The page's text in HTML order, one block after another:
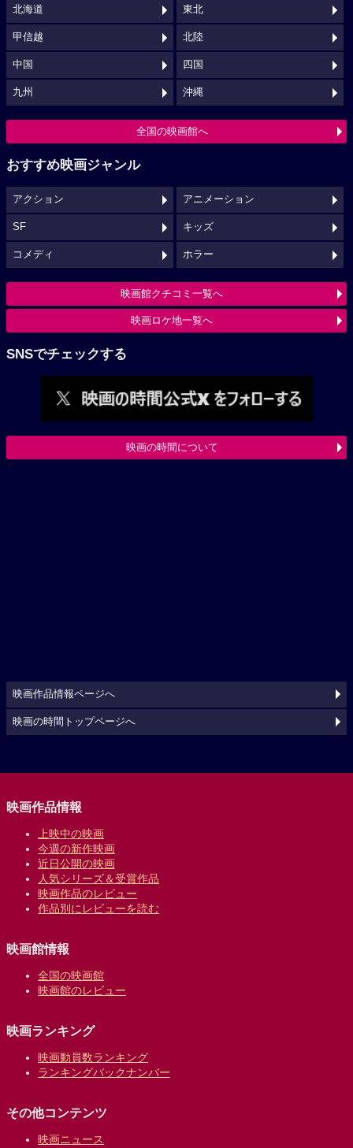
北海道 東北
甲信越 北陸
中国 四国
九州 沖縄
全国の映画館へ
おすすめ映画ジャンル
アクション アニメーション
SF キッズ
コメディ ホラー
映画館クチコミ一覧へ
映画ロケ地一覧へ
SNSでチェックする
映画の時間について
映画作品情報ページへ
映画の時間トップページへ
映画作品情報
上映中の映画
今週の新作映画
近日公開の映画
人気シリーズ＆受賞作品
映画作品のレビュー
作品別にレビューを読む
映画館情報
全国の映画館
映画館のレビュー
映画ランキング
映画動員数ランキング
ランキングバックナンバー
その他コンテンツ
映画ニュース